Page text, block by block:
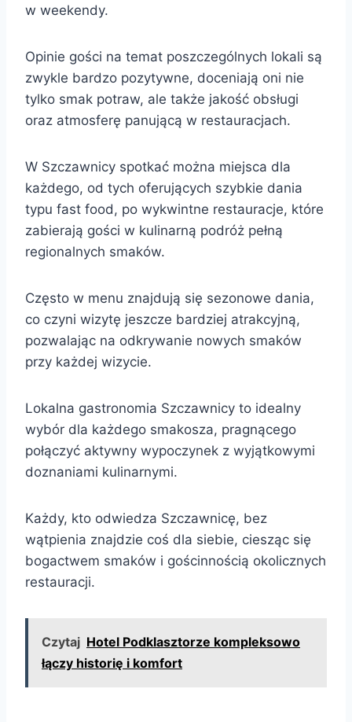
w weekendy.
Opinie gości na temat poszczególnych lokali są
zwykle bardzo pozytywne, doceniają oni nie
tylko smak potraw, ale także jakość obsługi
oraz atmosferę panującą w restauracjach.
W Szczawnicy spotkać można miejsca dla
każdego, od tych oferujących szybkie dania
typu fast food, po wykwintne restauracje, które
zabierają gości w kulinarną podróż pełną
regionalnych smaków.
Często w menu znajdują się sezonowe dania,
co czyni wizytę jeszcze bardziej atrakcyjną,
pozwalając na odkrywanie nowych smaków
przy każdej wizycie.
Lokalna gastronomia Szczawnicy to idealny
wybór dla każdego smakosza, pragnącego
połączyć aktywny wypoczynek z wyjątkowymi
doznaniami kulinarnymi.
Każdy, kto odwiedza Szczawnicę, bez
wątpienia znajdzie coś dla siebie, ciesząc się
bogactwem smaków i gościnnością okolicznych
restauracji.
Czytaj Hotel Podklasztorze kompleksowo
łączy historię i komfort